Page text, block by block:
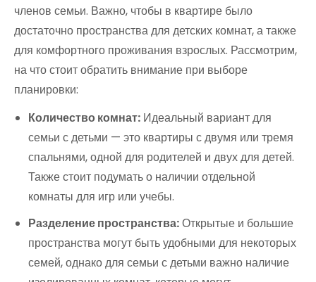
членов семьи. Важно, чтобы в квартире было
достаточно пространства для детских комнат, а также
для комфортного проживания взрослых. Рассмотрим,
на что стоит обратить внимание при выборе
планировки:
Количество комнат: Идеальный вариант для
семьи с детьми — это квартиры с двумя или тремя
спальнями, одной для родителей и двух для детей.
Также стоит подумать о наличии отдельной
комнаты для игр или учебы.
Разделение пространства:Открытые и большие
пространства могут быть удобными для некоторых
семей, однако для семьи с детьми важно наличие